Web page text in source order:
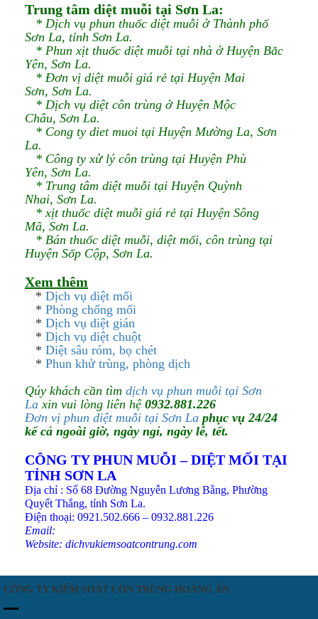
Trung tâm diệt muỗi tại Sơn La:
* Dịch vụ phun thuốc diệt muỗi ở Thành phố
Sơn La, tỉnh Sơn La.
* Phun xịt thuốc diệt muỗi tại nhà ở Huyện Bắc
Yên, Sơn La.
* Đơn vị diệt muỗi giá rẻ tại Huyện Mai
Sơn, Sơn La.
* Dịch vụ diệt côn trùng ở Huyện Mộc
Châu, Sơn La.
* Cong ty diet muoi tại Huyện Mường La, Sơn
La.
* Công ty xử lý côn trùng tại Huyện Phù
Yên, Sơn La.
* Trung tâm diệt muỗi tại Huyện Quỳnh
Nhai, Sơn La.
* xịt thuốc diệt muỗi giá rẻ tại Huyện Sông
Mã, Sơn La.
* Bán thuốc diệt muỗi, diệt mối, côn trùng tại
Huyện Sốp Cộp, Sơn La.
Xem thêm
* Dịch vụ diệt mối
* Phòng chống mối
* Dịch vụ diệt gián
* Dịch vụ diệt chuột
* Diệt sâu róm, bọ chét
* Phun khử trùng, phòng dịch
Qúy khách cần tìm dịch vụ phun muỗi tại Sơn
La xin vui lòng liên hệ 0932.881.226
Đơn vị phun diệt muỗi tại Sơn La phục vụ 24/24
kể cả ngoài giờ, ngày ngỉ, ngày lễ, tết.
CÔNG TY PHUN MUỖI – DIỆT MỐI TẠI
TỈNH SƠN LA
Địa chỉ : Số 68 Đường Nguyễn Lương Bằng, Phường
Quyết Thắng, tỉnh Sơn La.
Điện thoại: 0921.502.666 – 0932.881.226
Email:
Website: dichvukiemsoatcontrung.com
CÔNG TY KIỂM SOÁT CÔN TRÙNG HOÀNG ÂN